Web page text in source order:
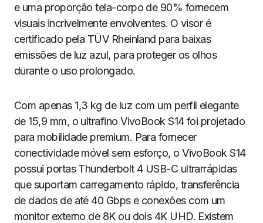
e uma proporção tela-corpo de 90% fornecem
visuais incrivelmente envolventes. O visor é
certificado pela TÜV Rheinland para baixas
emissões de luz azul, para proteger os olhos
durante o uso prolongado.
Com apenas 1,3 kg de luz com um perfil elegante
de 15,9 mm, o ultrafino VivoBook S14 foi projetado
para mobilidade premium. Para fornecer
conectividade móvel sem esforço, o VivoBook S14
possui portas Thunderbolt 4 USB-C ultrarrápidas
que suportam carregamento rápido, transferência
de dados de até 40 Gbps e conexões com um
monitor externo de 8K ou dois 4K UHD. Existem